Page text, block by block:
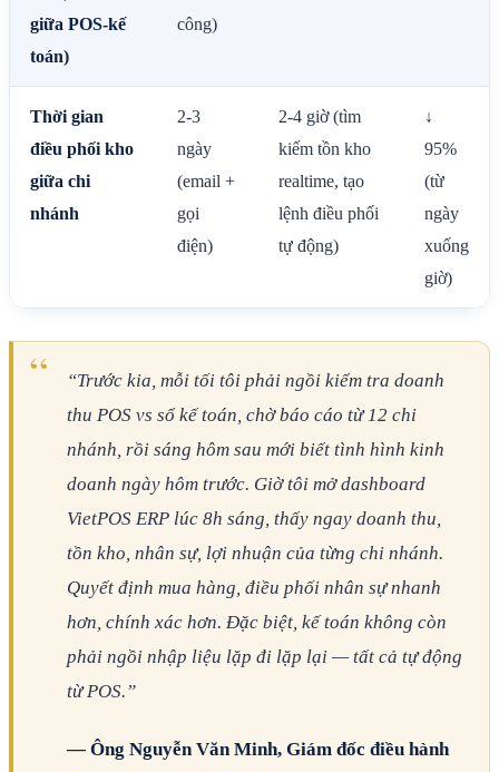
giữa POS-kế
toán)
công)
Thời gian
điều phối kho
giữa chi
nhánh
2-3
ngày
(email +
gọi
điện)
2-4 giờ (tìm
kiếm tồn kho
realtime, tạo
lệnh điều phối
tự động)
↓
95%
(từ
ngày
xuống
giờ)
“Trước kia, mỗi tối tôi phải ngồi kiểm tra doanh
thu POS vs sổ kế toán, chờ báo cáo từ 12 chi
nhánh, rồi sáng hôm sau mới biết tình hình kinh
doanh ngày hôm trước. Giờ tôi mở dashboard
VietPOS ERP lúc 8h sáng, thấy ngay doanh thu,
tồn kho, nhân sự, lợi nhuận của từng chi nhánh.
Quyết định mua hàng, điều phối nhân sự nhanh
hơn, chính xác hơn. Đặc biệt, kế toán không còn
phải ngồi nhập liệu lặp đi lặp lại — tất cả tự động
từ POS.”
— Ông Nguyễn Văn Minh, Giám đốc điều hành